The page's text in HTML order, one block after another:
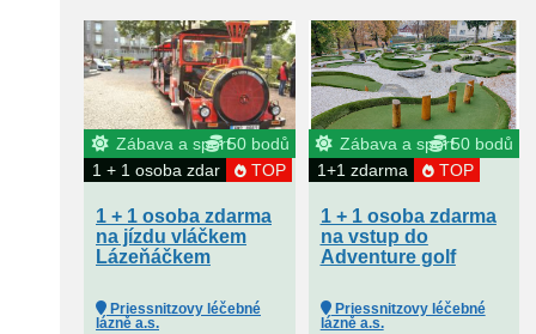
Zábava a sport50 bodů
1 + 1 osoba zdar
TOP
1 + 1 osoba zdarma
na jízdu vláčkem
Lázeňáčkem
Priessnitzovy léčebné
lázně a.s.
Zábava a sport50 bodů
1+1 zdarma
TOP
1 + 1 osoba zdarma
na vstup do
Adventure golf
Priessnitzovy léčebné
lázně a.s.